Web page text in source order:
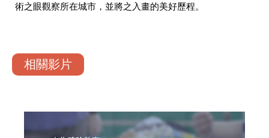
術之眼觀察所在城市，並將之入畫的美好歷程。
相關影片